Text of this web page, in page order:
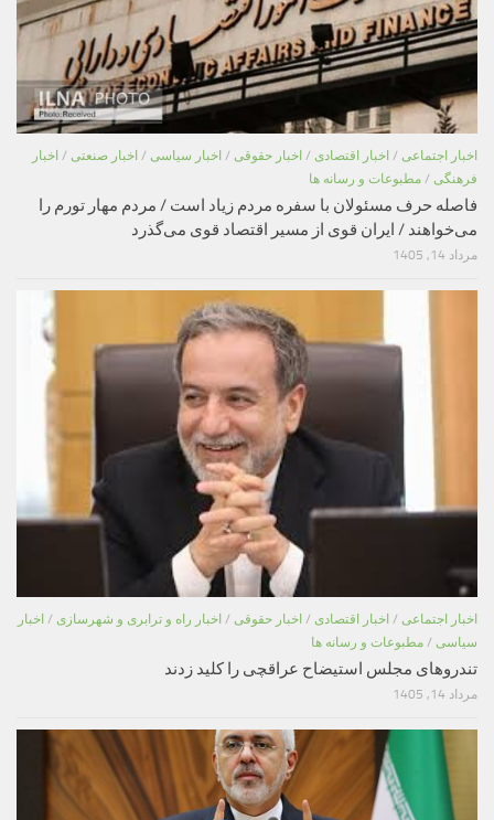
اخبار اجتماعی / اخبار اقتصادی / اخبار حقوقی / اخبار سیاسی / اخبار صنعتی / اخبار
فرهنگی / مطبوعات و رسانه ها
فاصله حرف مسئولان با سفره مردم زیاد است / مردم مهار تورم را
می‌خواهند / ایران قوی از مسیر اقتصاد قوی می‌گذرد
مرداد 14, 1405
اخبار اجتماعی / اخبار اقتصادی / اخبار حقوقی / اخبار راه و ترابری و شهرسازی / اخبار
سیاسی / مطبوعات و رسانه ها
تندروهای مجلس استیضاح عراقچی را کلید زدند
مرداد 14, 1405